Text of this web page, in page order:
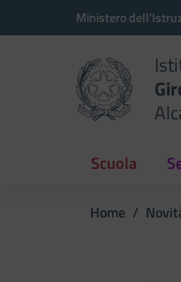
Vai ai contenuti
Vai al menu di navigazione
Ministero
Scuola
Home